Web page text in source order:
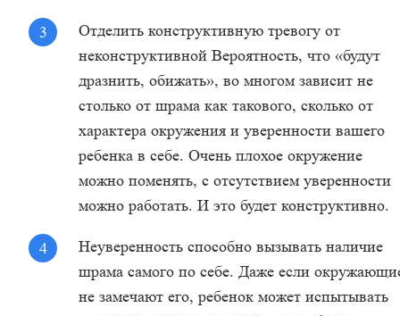
Отделить конструктивную тревогу от
неконструктивной Вероятность, что «будут
дразнить, обижать», во многом зависит не
столько от шрама как такового, сколько от
характера окружения и уверенности вашего
ребенка в себе. Очень плохое окружение
можно поменять, с отсутствием уверенности
можно работать. И это будет конструктивно.
Неуверенность способно вызывать наличие
шрама самого по себе. Даже если
не замечают его, ребенок может испытывать